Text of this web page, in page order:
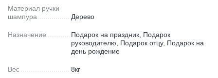
Материал ручки
шампура
Дерево
Назначение
Подарок на праздник, Подарок
руководителю, Подарок отцу, Подарок на
день рождение
Вес 8кг